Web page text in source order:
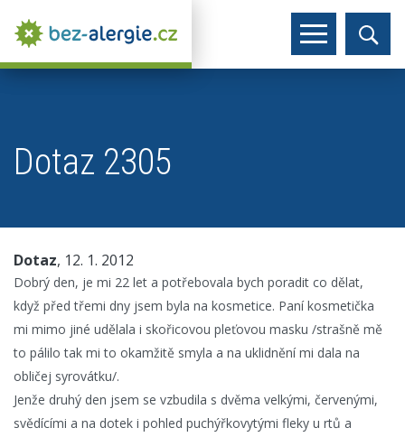
Dotaz 2305
Dotaz, 12. 1. 2012
Dobrý den, je mi 22 let a potřebovala bych poradit co dělat,
když před třemi dny jsem byla na kosmetice. Paní kosmetička
mi mimo jiné udělala i skořicovou pleťovou masku /strašně mě
to pálilo tak mi to okamžitě smyla a na uklidnění mi dala na
obličej syrovátku/.
Jenže druhý den jsem se vzbudila s dvěma velkými, červenými,
svědícími a na dotek i pohled puchýřkovytými fleky u rtů a